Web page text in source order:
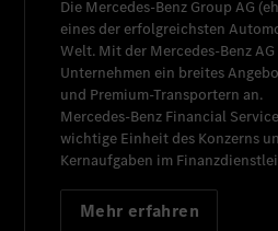
Die Mercedes-Benz Group AG
eines der erfolgreichsten
Welt. Mit der Mercedes-Benz AG
Unternehmen ein breites
und Premium-Transportern an.
Mercedes-Benz Financial
wichtige Einheit des Konzerns
Kernaufgaben im
Mehr erfahren